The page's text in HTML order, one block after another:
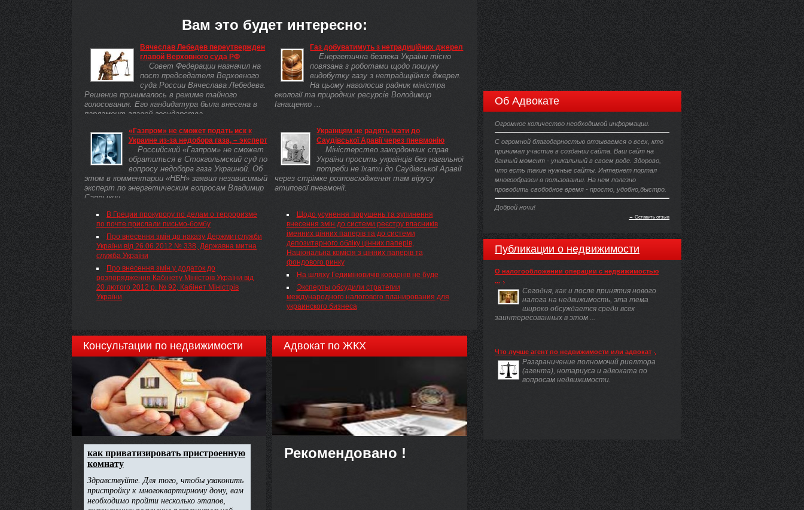
Вам это будет интересно:
Вячеслав Лебедев переутвержден
главой Верховного суда РФ
Совет Федерации назначил на
пост председателя Верховного
суда России Вячеслава Лебедева.
Решение принималось в режиме тайного
голосования. Его кандидатура была внесена в
парламент главой государства. ...
«Газпром» не сможет подать иск к
Украине из-за недобора газа, – эксперт
Российский «Газпром» не сможет
обратиться в Стокгольмский суд по
вопросу недобора газа Украиной. Об
этом в комментарии «НБН» заявил независимый
эксперт по энергетическим вопросам Владимир
Сапрыкин.
В Греции прокурору по делам о терроризме
по почте прислали письмо-бомбу
Про внесення змін до наказу Держмитслужби
України від 26.06.2012 № 338, Державна митна
служба України
Про внесення змін у додаток до
розпорядження Кабінету Міністрів України від
20 лютого 2012 р. № 92, Кабінет Міністрів
України
Газ добуватимуть з нетрадиційних джерел
Енергетична безпека України тісно
повязана з роботами щодо пошуку
видобутку газу з нетрадиційних джерел.
На цьому наголосив радник міністра
екології та природних ресурсів Володимир
Ігнащенко ...
Українцям не радять їхати до
Саудівської Аравії через пневмонію
Міністерство закордонних справ
України просить українців без нагальної
потреби не їхати до Саудівської Аравії
через стрімке розповсюдження там вірусу
атипової пневмонії.
Щодо усунення порушень та зупинення
внесення змін до системи реєстру власників
іменних цінних паперів та до системи
депозитарного обліку цінних паперів,
Національна комісія з цінних паперів та
фондового ринку
На шляху Гедиміновичів кордонів не буде
Эксперты обсудили стратегии
международного налогового планирования для
украинского бизнеса
Консультации по недвижимости Адвокат по ЖКХ
Рекомендовано !
Об Адвокате
Огромное количество необходимой информации.
С огромной благодарностью отзываемся о всех, кто
принимал участие в создании сайта. Ваш сайт на
данный момент - уникальный в своем роде. Здорово,
что есть такие нужные сайты. Интернет портал
многообразен в пользовании. На нем полезно
проводить свободное время - просто, удобно,быстро.
Доброй ночи!
→ Оставить отзыв
Публикации о недвижимости
О налогообложении операции с недвижимостью
...
Сегодня, как и после принятия нового
налога на недвижимость, эта тема
широко обсуждается среди всех
заинтересованных в этом ...
Что лучше агент по недвижимости или адвокат
Разграничение полномочий риелтора
(агента), нотариуса и адвоката по
вопросам недвижимости.